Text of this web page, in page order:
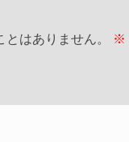
はありません。 ※